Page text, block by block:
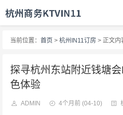
当前位置： 首页 > 杭州IN11订房 > 正文内
探寻杭州东站附近钱塘
色体验
ADMIN 4个月前 (04-10)